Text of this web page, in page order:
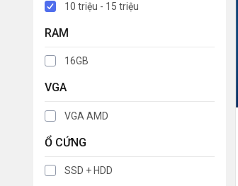
10 triệu - 15 triệu
RAM
16GB
VGA
VGA AMD
Ổ CỨNG
SSD + HDD